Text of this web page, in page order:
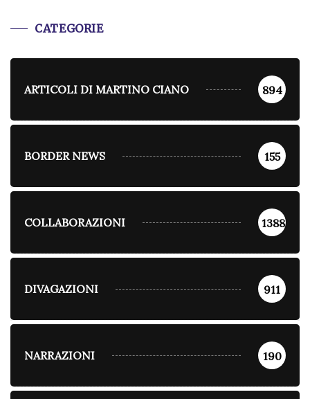
CATEGORIE
ARTICOLI DI MARTINO CIANO 894
BORDER NEWS 155
COLLABORAZIONI 1388
DIVAGAZIONI 911
NARRAZIONI 190